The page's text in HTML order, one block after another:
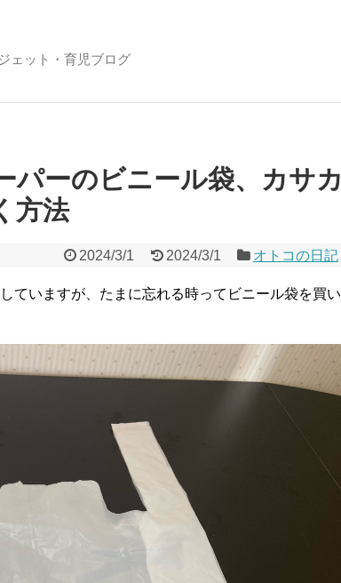
ェット・育児ブログ
パーのビニール袋、カサカ
方法
2024/3/1 2024/3/1 オトコの日記
ていますが、たまに忘れる時ってビニール袋を買い